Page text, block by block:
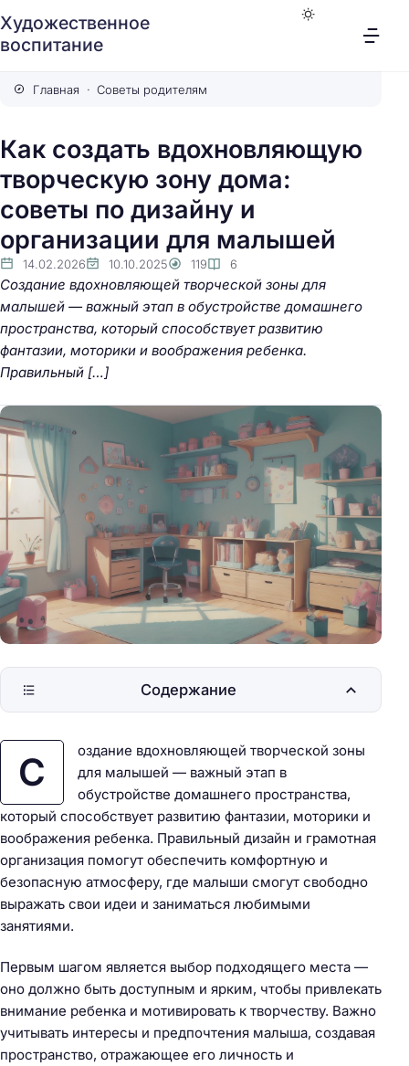
Художественное
воспитание
Главная Советы родителям
Как создать вдохновляющую
творческую зону дома:
советы по дизайну и
организации для малышей
14.02.2026 10.10.2025 119 6
Создание вдохновляющей творческой зоны для
малышей — важный этап в обустройстве домашнего
пространства, который способствует развитию
фантазии, моторики и воображения ребенка.
Правильный […]
С
оздание вдохновляющей творческой зоны
для малышей — важный этап в
обустройстве домашнего пространства,
который способствует развитию фантазии, моторики и
воображения ребенка. Правильный дизайн и грамотная
организация помогут обеспечить комфортную и
безопасную атмосферу, где малыши смогут свободно
выражать свои идеи и заниматься любимыми
занятиями.
Первым шагом является выбор подходящего места —
оно должно быть доступным и ярким, чтобы привлекать
внимание ребенка и мотивировать к творчеству. Важно
учитывать интересы и предпочтения малыша, создавая
пространство, отражающее его личность и
Содержание